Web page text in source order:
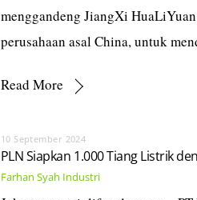
menggandeng JiangXi
perusahaan asal China, untuk
Read More
10 September 2024
PLN Siapkan 1.000 Tiang Listrik
Farhan Syah Industri